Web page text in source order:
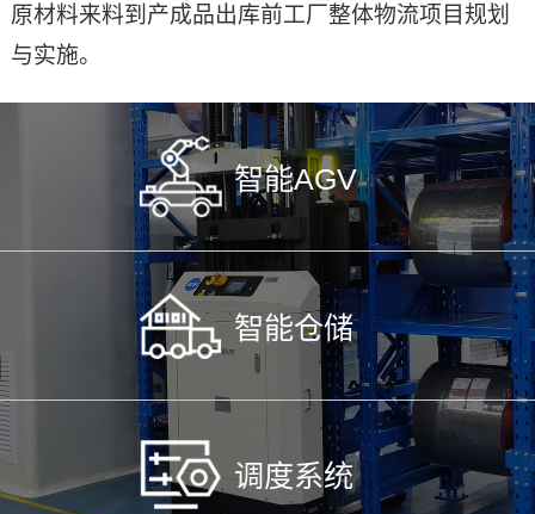
原材料来料到产成品出库前工厂整体物流项目规划
与实施。
智能AGV
智能仓储
调度系统